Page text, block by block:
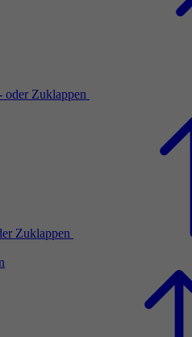
oder Zuklappen
Zuklappen